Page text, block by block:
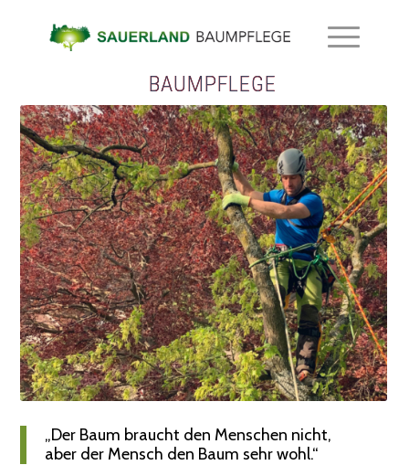
BAUMPFLEGE
„Der Baum braucht den Menschen nicht,
aber der Mensch den Baum sehr wohl.“